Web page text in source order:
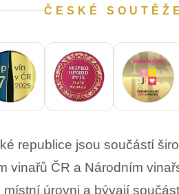
ČESKÉ SOUTĚŽE
republice jsou součástí
vinařů ČR a Národním
úrovni a bývají